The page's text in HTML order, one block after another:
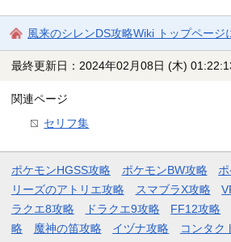
風来のシレンDS攻略Wiki トップページ
最終更新日：2024年02月08日 (木)
関連ページ
セリフ集
ポケモンHGSS攻略 ポケモンBW攻略
リーズのアトリエ攻略
スマブラX攻略
ラクエ8攻略
ドラクエ9攻略 FF12攻略
略
魔神の笛攻略 イヅナ攻略 コンタク